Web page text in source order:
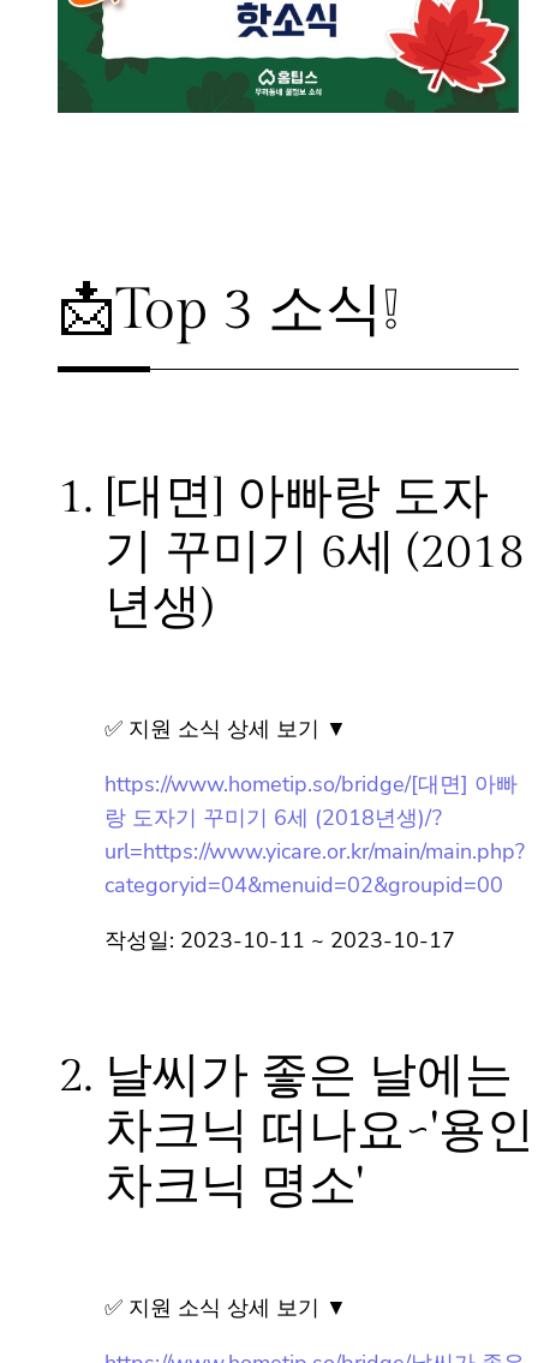
📩Top 3 소식❕
1. [대면] 아빠랑 도자
기 꾸미기 6세 (2018
년생)
✅ 지원 소식 상세 보기 ▼
https://www.hometip.so/bridge/[대면] 아빠
랑 도자기 꾸미기 6세 (2018년생)/?
url=https://www.yicare.or.kr/main/main.php?
categoryid=04&menuid=02&groupid=00
작성일: 2023-10-11 ~ 2023-10-17
2. 날씨가 좋은 날에는
차크닉 떠나요~'용
인 차크닉 명소'
✅ 지원 소식 상세 보기 ▼
https://www.hometip.so/bridge/날씨가 좋은